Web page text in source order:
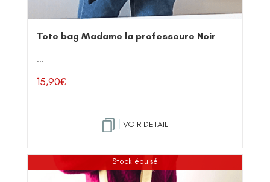
Tote bag Madame la professeure Noir
...
15,90€
VOIR DETAIL
Stock épuisé